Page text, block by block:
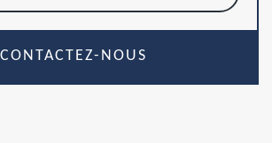
CONTACTEZ-NOUS